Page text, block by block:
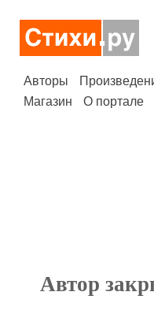
Авторы
Магазин
О портале
Автор